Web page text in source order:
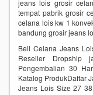
jeans lois grosir
tempat pabrik grosir
celana lois kw 1
bandung grosir jeans
Beli Celana Jeans
Reseller Dropship‎
Pengembalian 30
Katalog ProdukDaftar
Jeans Lois Size 27